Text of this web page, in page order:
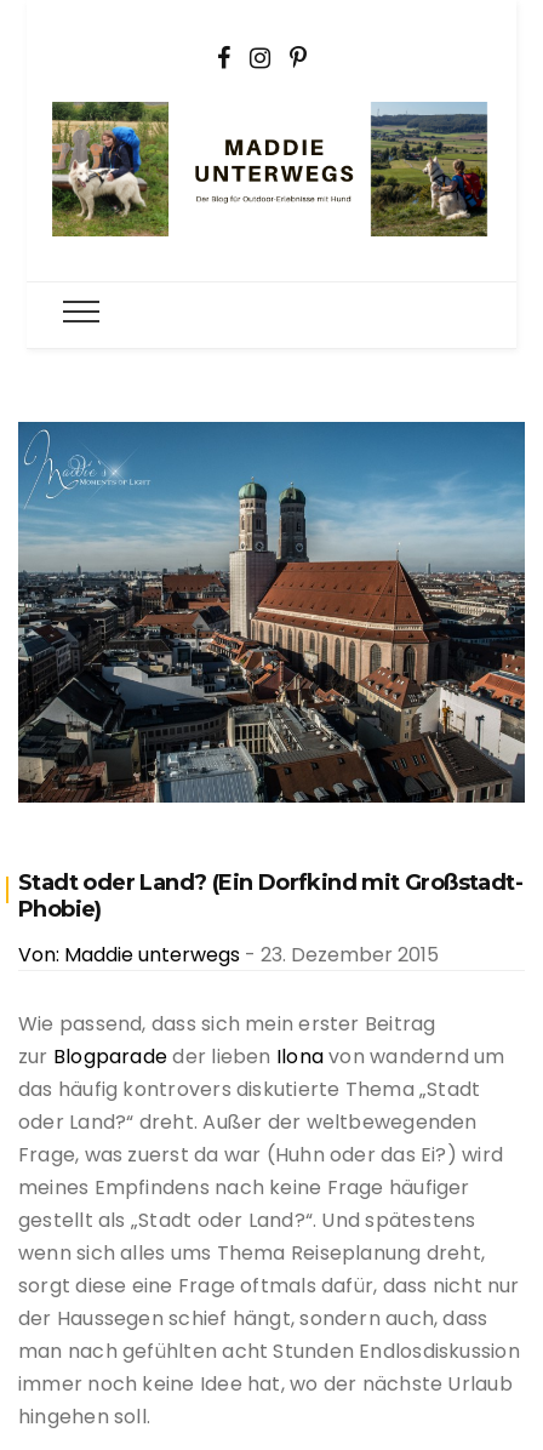
Stadt oder Land? (Ein Dorfkind mit Großstadt-
Phobie)
Von: Maddie unterwegs - 23. Dezember 2015
Wie passend, dass sich mein erster Beitrag
zur Blogparadeder lieben Ilonavon wandernd um
das häufig kontrovers diskutierte Thema „Stadt
oder Land?“ dreht. Außer der weltbewegenden
Frage, was zuerst da war (Huhn oder das Ei?) wird
meines Empfindens nach keine Frage häufiger
gestellt als „Stadt oder Land?“. Und spätestens
wenn sich alles ums Thema Reiseplanung dreht,
sorgt diese eine Frage oftmals dafür, dass nicht nur
der Haussegen schief hängt, sondern auch, dass
man nach gefühlten acht Stunden Endlosdiskussion
immer noch keine Idee hat, wo der nächste Urlaub
hingehen soll.